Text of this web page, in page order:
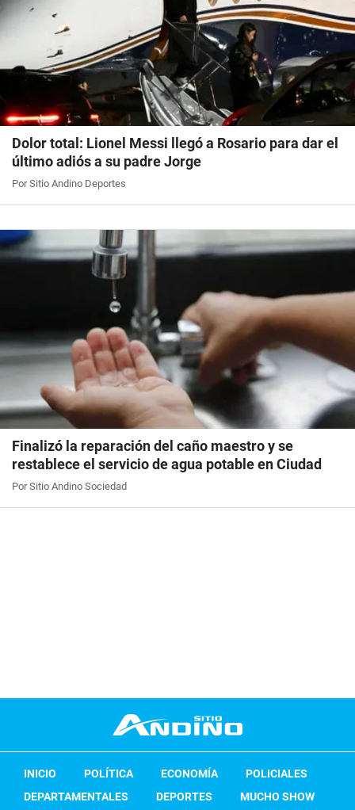
Dolor total: Lionel Messi llegó a Rosario para dar el
último adiós a su padre Jorge
Por Sitio Andino Deportes
Finalizó la reparación del caño maestro y se
restablece el servicio de agua potable en Ciudad
Por Sitio Andino Sociedad
INICIO POLÍTICA ECONOMÍA
POLICIALES
DEPARTAMENTALES
DEPORTES MUCHO SHOW